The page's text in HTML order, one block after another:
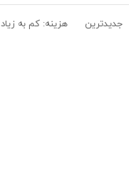
جدیدترین هزینه: کم به زیاد